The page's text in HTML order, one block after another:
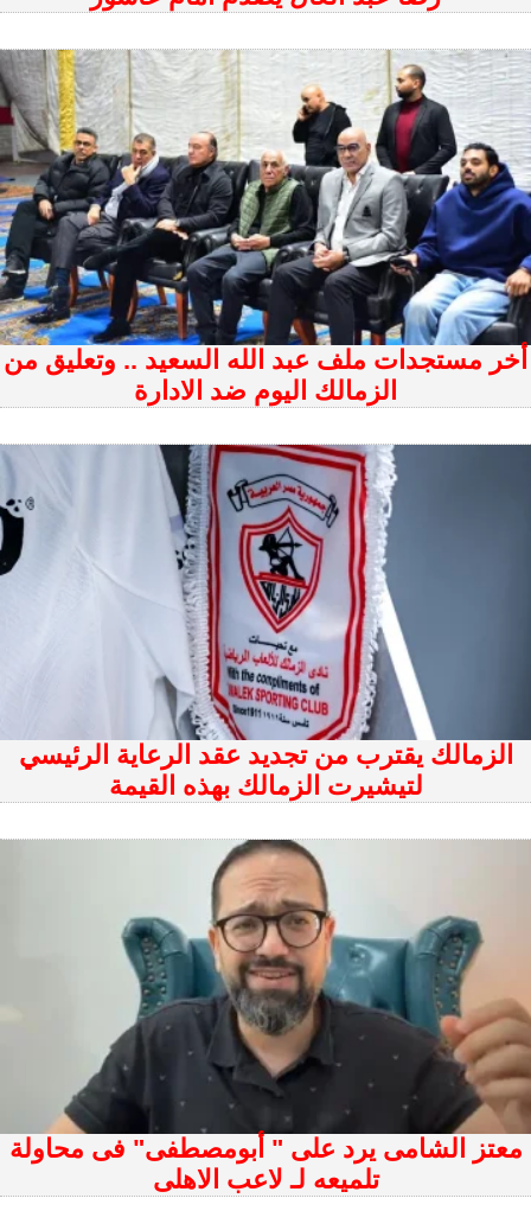
أخر مستجدات ملف عبد الله السعيد .. وتعليق من
الزمالك اليوم ضد الادارة
الزمالك يقترب من تجديد عقد الرعاية الرئيسي
لتيشيرت الزمالك بهذه القيمة
معتز الشامى يرد على " أبومصطفى" فى محاولة
تلميعه لـ لاعب الاهلى